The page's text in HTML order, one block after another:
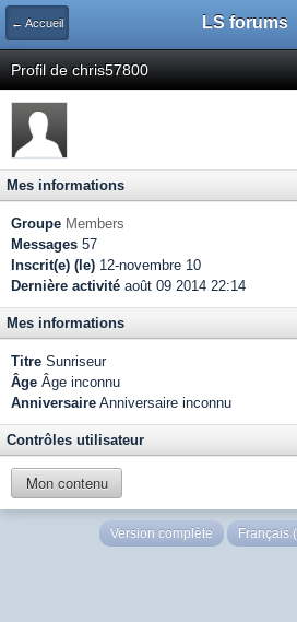
← Accueil LS forums
Profil de chris57800
Mes informations
Groupe Members
Messages 57
Inscrit(e) (le) 12-novembre 10
Dernière activité août 09 2014 22:14
Mes informations
Titre Sunriseur
Âge Âge inconnu
Anniversaire Anniversaire inconnu
Contrôles utilisateur
Mon contenu
Version complète Français